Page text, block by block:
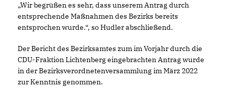
Wir begrüßen es sehr, dass unserem Antrag durch
entsprechende Maßnahmen des Bezirks bereits
entsprochen wurde.“, so Hudler abschließend.
Der Bericht des Bezirksamtes zum im Vorjahr durch die
CDU-Fraktion Lichtenberg eingebrachten Antrag wurde
in der Bezirksverordnetenversammlung im März 2022
zur Kenntnis genommen.